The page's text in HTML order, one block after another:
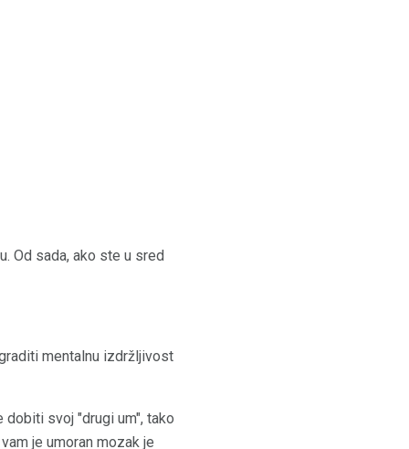
Od sada, ako ste u sred
mentalnu izdržljivost
svoj "drugi um", tako
je umoran mozak je